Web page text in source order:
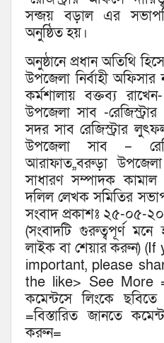
সন্জয় বড়াল এর
অনুষ্ঠিত হয়।
অনুষ্ঠানে প্রধান অতিথি
উপজেলা নির্বাহী
কর্মশালায় বক্তব্য
উপজেলা সাব -
সদর সাব রেজিস্ট্রার
উপজেলা সাব –
আরাফাত,,বরুড়া
সাধারণ সম্পাদক
দলিল লেখক সমিতির
সংবাদ প্রকাশঃ ২৫-০৫-
(সংবাদটি গুরুত্বপূর্ণ
লাইক বা শেয়ার করুন)
important, please
the like> See More
কমেন্টসে লিংকে
=বিস্তারিত জানতে
করুন=